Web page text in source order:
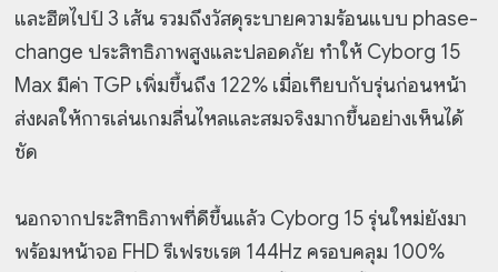
และฮีตไปป์ 3 เส้น รวมถึงวัสดุระบายความร้อนแบบ phase-
change ประสิทธิภาพสูงและปลอดภัย ทำให้ Cyborg 15
Max มีค่า TGP เพิ่มขึ้นถึง 122% เมื่อเทียบกับรุ่นก่อนหน้า
ส่งผลให้การเล่นเกมลื่นไหลและสมจริงมากขึ้นอย่างเห็นได้
ชัด
นอกจากประสิทธิภาพที่ดีขึ้นแล้ว Cyborg 15 รุ่นใหม่ยังมา
พร้อมหน้าจอ FHD รีเฟรชเรต 144Hz ครอบคลุม 100%